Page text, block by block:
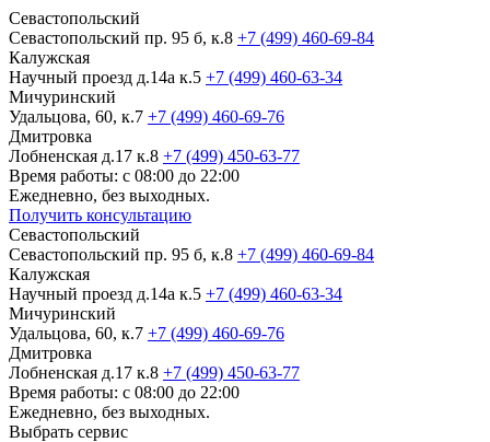
Севастопольский
Севастопольский пр. 95 б, к.8 +7 (499) 460-69-84
Калужская
Научный проезд д.14а к.5 +7 (499) 460-63-34
Мичуринский
Удальцова, 60, к.7 +7 (499) 460-69-76
Дмитровка
Лобненская д.17 к.8 +7 (499) 450-63-77
Время работы: с 08:00 до 22:00
Ежедневно, без выходных.
Получить консультацию
Севастопольский
Севастопольский пр. 95 б, к.8 +7 (499) 460-69-84
Калужская
Научный проезд д.14а к.5 +7 (499) 460-63-34
Мичуринский
Удальцова, 60, к.7 +7 (499) 460-69-76
Дмитровка
Лобненская д.17 к.8 +7 (499) 450-63-77
Время работы: с 08:00 до 22:00
Ежедневно, без выходных.
Выбрать сервис